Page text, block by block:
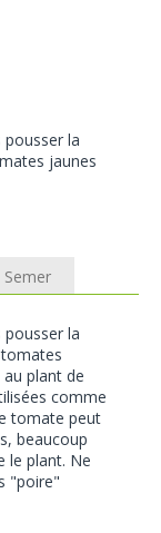
la
jaunes
Semer
la
plant de
comme
tomate peut
beaucoup
le plant. Ne
"poire"